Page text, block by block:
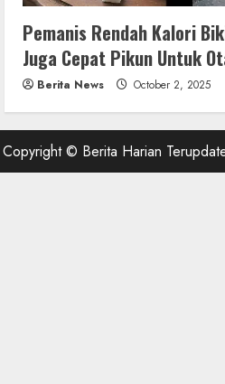
Pemanis Rendah Kalori
Juga Cepat Pikun Untuk
Berita News October 2, 2025
Copyright © Berita Harian